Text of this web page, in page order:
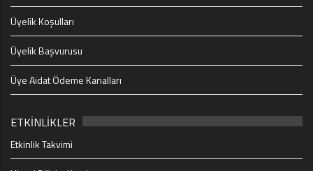
Üyelik Koşulları
Üyelik Başvurusu
Üye Aidat Ödeme Kanalları
ETKİNLİKLER
Etkinlik Takvimi